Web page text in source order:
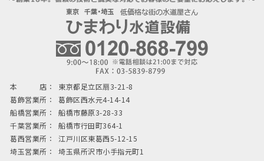
本 店：
東京都足立区扇3-21-8
葛飾営業所：
葛飾区西水元4-14-14
船橋営業所：
船橋市藤原3-28-33
千葉営業所：
船橋市行田町364-1
葛西営業所：
江戸川区東葛西5-12-15
埼玉営業所：
埼玉県所沢市小手指元町1